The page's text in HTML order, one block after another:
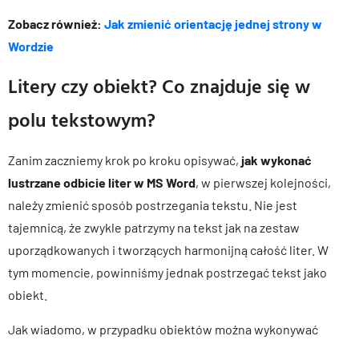
Zobacz również: Jak zmienić orientację jednej strony w
Wordzie
Litery czy obiekt? Co znajduje się w
polu tekstowym?
Zanim zaczniemy krok po kroku opisywać, jak wykonać
lustrzane odbicie liter w MS Word, w pierwszej kolejności,
należy zmienić sposób postrzegania tekstu. Nie jest
tajemnicą, że zwykle patrzymy na tekst jak na zestaw
uporządkowanych i tworzących harmonijną całość liter. W
tym momencie, powinniśmy jednak postrzegać tekst jako
obiekt.
Jak wiadomo, w przypadku obiektów można wykonywać